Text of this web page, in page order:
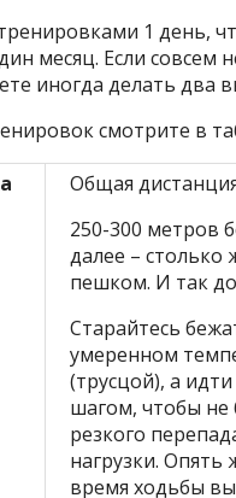
1 день,
месяц. Если совсем
иногда делать два
смотрите в
Общая
250-300 метров
далее – столько
пешком. И так
Старайтесь
умеренном
(трусцой), а
шагом, чтобы не
резкого
нагрузки. Опять
время ходьбы